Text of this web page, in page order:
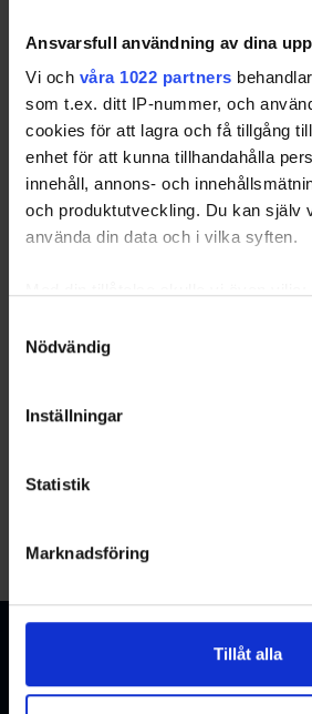
Ansvarsfull användning av dina
Vi och våra 1022 partners
som t.ex. ditt IP-nummer, och
cookies för att lagra och få tillgång
enhet för att kunna tillhandahålla
innehåll, annons- och
och produktutveckling. Du kan själv
använda din data och i vilka syften.
som kan ha en noggrannhet på
Ta reda på mer om hur dina
Du kan ändra eller dra tillbaka ditt
Vi använder enhetsidentifierare för
för sociala medier och analysera
vidarebefordrar även sådana
annons- och analysföretag som vi
Nödvändig
Inställningar
Statistik
Marknadsföring
Tillåt alla
Officiella partners